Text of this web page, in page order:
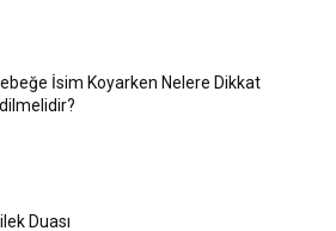
İsim Koyarken Nelere Dikkat
Duası